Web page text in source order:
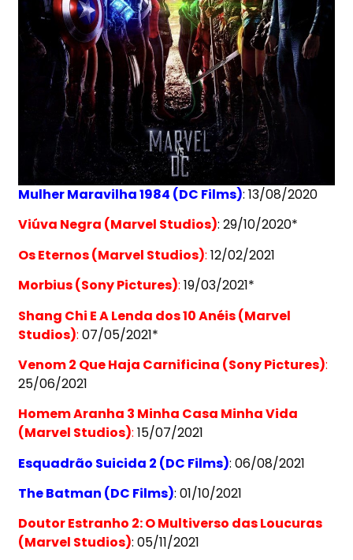
Mulher Maravilha 1984 (DC Films): 13/08/2020
Viúva Negra (Marvel Studios): 29/10/2020*
Os Eternos (Marvel Studios): 12/02/2021
Morbius (Sony Pictures): 19/03/2021*
Shang Chi E A Lenda dos 10 Anéis (Marvel
Studios): 07/05/2021*
Venom 2 Que Haja Carnificina (Sony Pictures):
25/06/2021
Homem Aranha 3 Minha Casa Minha Vida
(Marvel Studios): 15/07/2021
Esquadrão Suicida 2 (DC Films): 06/08/2021
The Batman (DC Films): 01/10/2021
Doutor Estranho 2: O Multiverso das Loucuras
(Marvel Studios): 05/11/2021